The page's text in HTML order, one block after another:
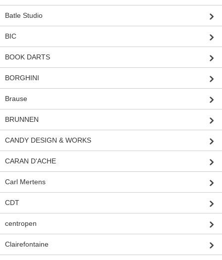
Batle Studio
BIC
BOOK DARTS
BORGHINI
Brause
BRUNNEN
CANDY DESIGN & WORKS
CARAN D'ACHE
Carl Mertens
CDT
centropen
Clairefontaine